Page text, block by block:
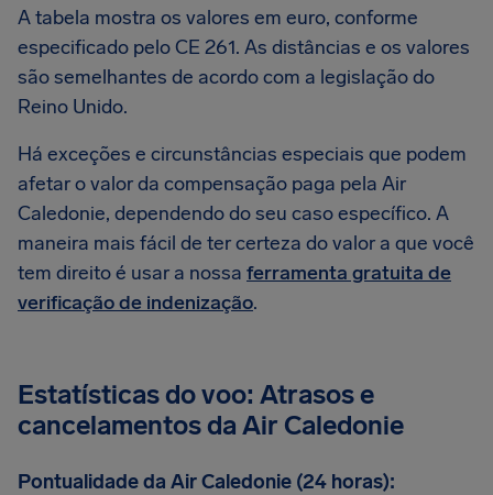
A tabela mostra os valores em euro, conforme
especificado pelo CE 261. As distâncias e os valores
são semelhantes de acordo com a legislação do
Reino Unido.
Há exceções e circunstâncias especiais que podem
afetar o valor da compensação paga pela Air
Caledonie, dependendo do seu caso específico. A
maneira mais fácil de ter certeza do valor a que você
tem direito é usar a nossa ferramenta gratuita de
verificação de indenização.
Estatísticas do voo: Atrasos e
cancelamentos da Air Caledonie
Pontualidade da Air Caledonie (24 horas):